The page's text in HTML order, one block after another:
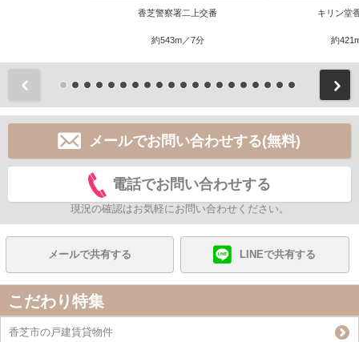
香芝警察署二上交番
約543m／7分
キリン堂
約
メールでお問い合わせする(無料)
電話でお問い合わせする
現況の確認はお気軽にお問い合わせください。
メールで共有する LINEで共有する
こだわり特集
香芝市の戸建賃貸物件